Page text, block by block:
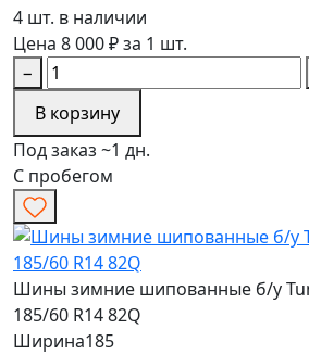
4 шт. в наличии
Цена 8 000 ₽ за 1 шт.
−
В корзину
Под заказ ~1 дн.
С пробегом
Шины зимние шипованные б/у
185/60 R14 82Q
Ширина185